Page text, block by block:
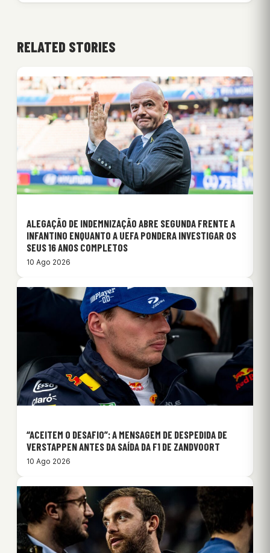
RELATED STORIES
ALEGAÇÃO DE INDEMNIZAÇÃO ABRE SEGUNDA FRENTE A
INFANTINO ENQUANTO A UEFA PONDERA INVESTIGAR OS
SEUS 16 ANOS COMPLETOS
10 Ago 2026
“ACEITEM O DESAFIO”: A MENSAGEM DE DESPEDIDA DE
VERSTAPPEN ANTES DA SAÍDA DA F1 DE ZANDVOORT
10 Ago 2026